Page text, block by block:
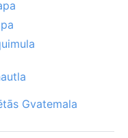
Gvatemala